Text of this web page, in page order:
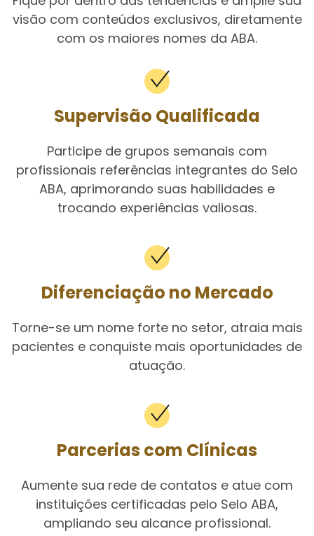
visão com conteúdos exclusivos, diretamente
com os maiores nomes da ABA.
Supervisão Qualificada
Participe de grupos semanais com
profissionais referências integrantes do Selo
ABA, aprimorando suas habilidades e
trocando experiências valiosas.
Diferenciação no Mercado
Torne-se um nome forte no setor, atraia mais
pacientes e conquiste mais oportunidades de
atuação.
Parcerias com Clínicas
Aumente sua rede de contatos e atue com
instituições certificadas pelo Selo ABA,
ampliando seu alcance profissional.